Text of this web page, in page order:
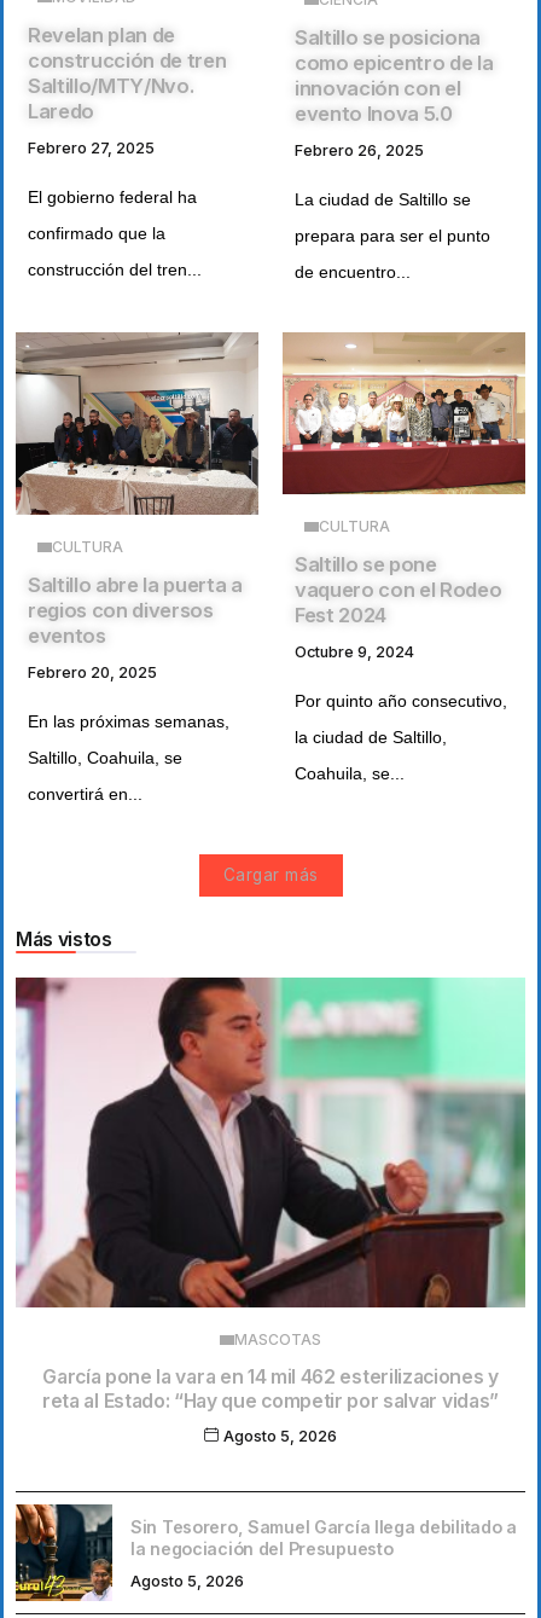
Revelan plan de
construcción de tren
Saltillo/MTY/Nvo.
Laredo
Febrero 27, 2025
El gobierno federal ha
confirmado que la
construcción del tren...
Saltillo se posiciona
como epicentro de la
innovación con el
evento Inova 5.0
Febrero 26, 2025
La ciudad de Saltillo se
prepara para ser el punto
de encuentro...
CULTURA
Saltillo abre la puerta a
regios con diversos
eventos
Febrero 20, 2025
En las próximas semanas,
Saltillo, Coahuila, se
convertirá en...
CULTURA
Saltillo se pone
vaquero con el Rodeo
Fest 2024
Octubre 9, 2024
Por quinto año consecutivo,
la ciudad de Saltillo,
Coahuila, se...
Cargar más
Más vistos
MASCOTAS
García pone la vara en 14 mil 462 esterilizaciones y
reta al Estado: “Hay que competir por salvar vidas”
Agosto 5, 2026
Sin Tesorero, Samuel García llega debilitado a
la negociación del Presupuesto
Agosto 5, 2026